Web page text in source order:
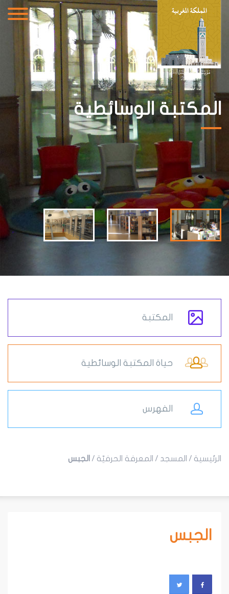
المكتبة الوسائطية
المكتبة
حياة المكتبة الوسائطية
الفهرس
الرئيسية / المسجد / المعرفة الحرفيّة / الجبس
الجبس